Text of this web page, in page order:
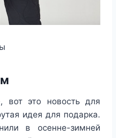
вот это новость для
идея для подарка.
в осенне-зимней